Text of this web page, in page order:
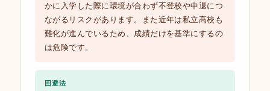
かに入学した際に環境が合わず不登校や中退につ
ながるリスクがあります。また近年は私立高校も
難化が進んでいるため、成績だけを基準にするの
は危険です。
回避法